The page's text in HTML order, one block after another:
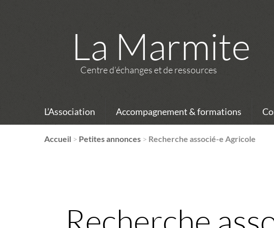
La Marmite
Centre d’échanges et de ressources
L’Association Accompagnement & formations
Accueil > Petites annonces > Recherche associé-e Agricole